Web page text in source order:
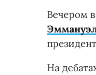
Вечером
На